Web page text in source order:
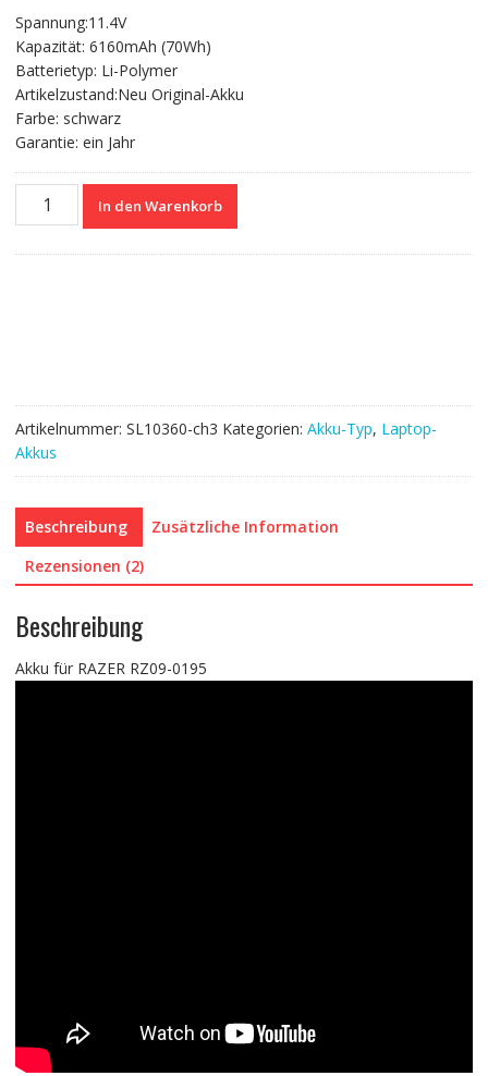
war:
223.91 CHF118.85 CHF.
Spannung:11.4V
Kapazität: 6160mAh (70Wh)
Batterietyp: Li-Polymer
Artikelzustand:Neu Original-Akku
Farbe: schwarz
Garantie: ein Jahr
Nagelneuer
In den Warenkorb
Artikelnummer: SL10360-ch3 Kategorien: Akku-Typ, Laptop-
Akkus
Beschreibung
Zusätzliche Information
Rezensionen (2)
Beschreibung
Akku für RAZER RZ09-0195